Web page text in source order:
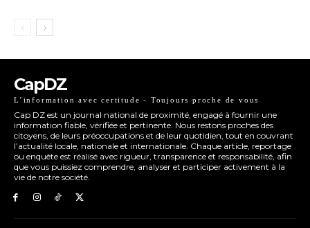
CapDZ
L’information avec certitude - Toujours proche de vous
Cap DZ est un journal national de proximité, engagé à fournir une
information fiable, vérifiée et pertinente. Nous restons proches des
citoyens, de leurs préoccupations et de leur quotidien, tout en couvrant
l’actualité locale, nationale et internationale. Chaque article, reportage
ou enquête est réalisé avec rigueur, transparence et responsabilité, afin
que vous puissiez comprendre, analyser et participer activement à la
vie de notre société.